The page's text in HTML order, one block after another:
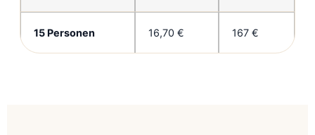
15 Personen 16,70 € 167 €